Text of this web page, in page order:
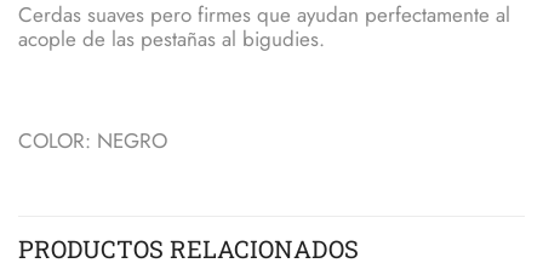
Cerdas suaves pero firmes que ayudan perfectamente al
acople de las pestañas al bigudies.
COLOR: NEGRO
PRODUCTOS RELACIONADOS